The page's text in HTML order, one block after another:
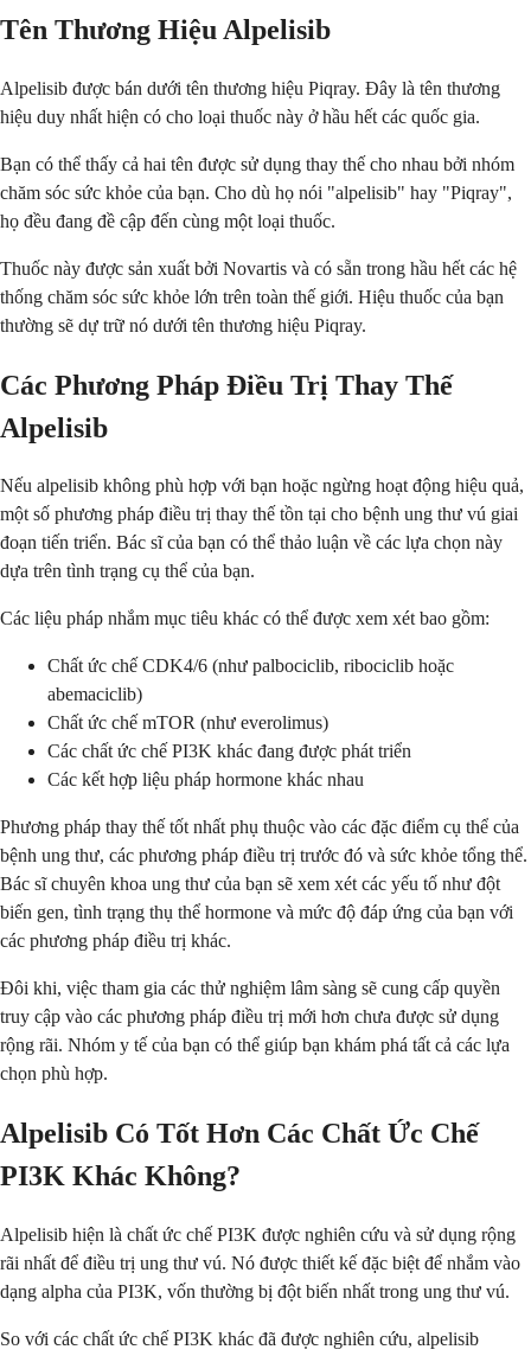
Tên Thương Hiệu Alpelisib
Alpelisib được bán dưới tên thương hiệu Piqray. Đây là tên thương
hiệu duy nhất hiện có cho loại thuốc này ở hầu hết các quốc gia.
Bạn có thể thấy cả hai tên được sử dụng thay thế cho nhau bởi nhóm
chăm sóc sức khỏe của bạn. Cho dù họ nói "alpelisib" hay "Piqray",
họ đều đang đề cập đến cùng một loại thuốc.
Thuốc này được sản xuất bởi Novartis và có sẵn trong hầu hết các hệ
thống chăm sóc sức khỏe lớn trên toàn thế giới. Hiệu thuốc của bạn
thường sẽ dự trữ nó dưới tên thương hiệu Piqray.
Các Phương Pháp Điều Trị Thay Thế
Alpelisib
Nếu alpelisib không phù hợp với bạn hoặc ngừng hoạt động hiệu quả,
một số phương pháp điều trị thay thế tồn tại cho bệnh ung thư vú giai
đoạn tiến triển. Bác sĩ của bạn có thể thảo luận về các lựa chọn này
dựa trên tình trạng cụ thể của bạn.
Các liệu pháp nhắm mục tiêu khác có thể được xem xét bao gồm:
Chất ức chế CDK4/6 (như palbociclib, ribociclib hoặc
abemaciclib)
Chất ức chế mTOR (như everolimus)
Các chất ức chế PI3K khác đang được phát triển
Các kết hợp liệu pháp hormone khác nhau
Phương pháp thay thế tốt nhất phụ thuộc vào các đặc điểm cụ thể của
bệnh ung thư, các phương pháp điều trị trước đó và sức khỏe tổng thể.
Bác sĩ chuyên khoa ung thư của bạn sẽ xem xét các yếu tố như đột
biến gen, tình trạng thụ thể hormone và mức độ đáp ứng của bạn với
các phương pháp điều trị khác.
Đôi khi, việc tham gia các thử nghiệm lâm sàng sẽ cung cấp quyền
truy cập vào các phương pháp điều trị mới hơn chưa được sử dụng
rộng rãi. Nhóm y tế của bạn có thể giúp bạn khám phá tất cả các lựa
chọn phù hợp.
Alpelisib Có Tốt Hơn Các Chất Ức Chế
PI3K Khác Không?
Alpelisib hiện là chất ức chế PI3K được nghiên cứu và sử dụng rộng
rãi nhất để điều trị ung thư vú. Nó được thiết kế đặc biệt để nhắm vào
dạng alpha của PI3K, vốn thường bị đột biến nhất trong ung thư vú.
So với các chất ức chế PI3K khác đã được nghiên cứu, alpelisib